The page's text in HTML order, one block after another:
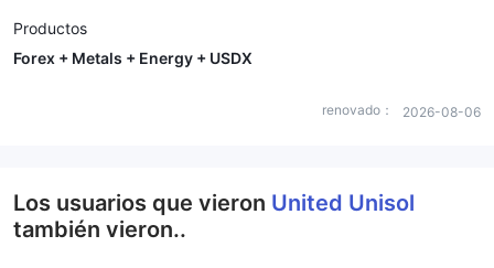
Productos
Forex + Metals + Energy + USDX
renovado： 2026-08-06
Los usuarios que vieron United Unisol
también vieron..